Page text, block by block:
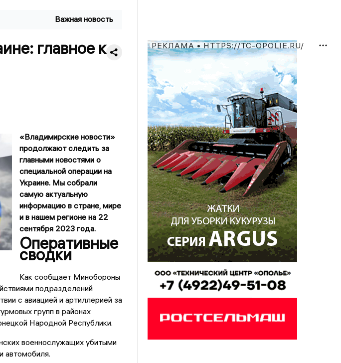
Важная новость
главное к
«Владимирские новости»
продолжают следить за
главными новостями о
специальной операции на
Украине. Мы собрали
самую актуальную
информацию в стране, мире
и в нашем регионе на 22
сентября 2023 года.
Оперативные
сводки
Как сообщает Минобороны
подразделений
с авиацией и артиллерией за
групп в районах
Народной Республики.
военнослужащих убитыми
автомобиля.
РЕКЛАМА • HTTPS://TC-OPOLIE.RU/